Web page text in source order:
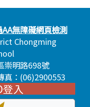
Chongming
崇明路698號
真：(06)2900553
入